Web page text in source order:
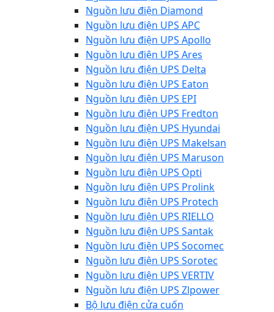
Nguồn lưu điện Diamond
Nguồn lưu điện UPS APC
Nguồn lưu điện UPS Apollo
Nguồn lưu điện UPS Ares
Nguồn lưu điện UPS Delta
Nguồn lưu điện UPS Eaton
Nguồn lưu điện UPS EPI
Nguồn lưu điện UPS Fredton
Nguồn lưu điện UPS Hyundai
Nguồn lưu điện UPS Makelsan
Nguồn lưu điện UPS Maruson
Nguồn lưu điện UPS Opti
Nguồn lưu điện UPS Prolink
Nguồn lưu điện UPS Protech
Nguồn lưu điện UPS RIELLO
Nguồn lưu điện UPS Santak
Nguồn lưu điện UPS Socomec
Nguồn lưu điện UPS Sorotec
Nguồn lưu điện UPS VERTIV
Nguồn lưu điện UPS Zlpower
Bộ lưu điện cửa cuốn